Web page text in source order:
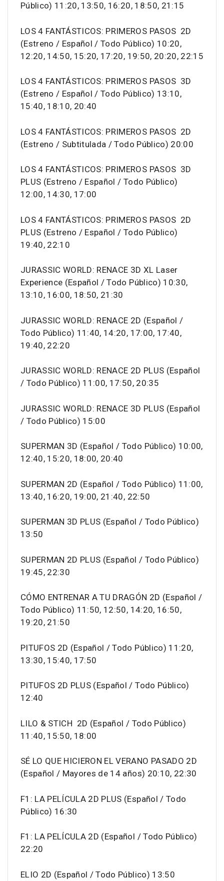
Público) 11:20, 13:50, 16:20, 18:50, 21:15
LOS 4 FANTÁSTICOS: PRIMEROS PASOS 2D
(Estreno / Español / Todo Público) 10:20,
12:20, 14:50, 15:20, 17:20, 19:50, 20:20, 22:15
LOS 4 FANTÁSTICOS: PRIMEROS PASOS 3D
(Estreno / Español / Todo Público) 13:10,
15:40, 18:10, 20:40
LOS 4 FANTÁSTICOS: PRIMEROS PASOS 2D
(Estreno / Subtitulada / Todo Público) 20:00
LOS 4 FANTÁSTICOS: PRIMEROS PASOS 3D
PLUS (Estreno / Español / Todo Público)
12:00, 14:30, 17:00
LOS 4 FANTÁSTICOS: PRIMEROS PASOS 2D
PLUS (Estreno / Español / Todo Público)
19:40, 22:10
JURASSIC WORLD: RENACE 3D XL Laser
Experience (Español / Todo Público) 10:30,
13:10, 16:00, 18:50, 21:30
JURASSIC WORLD: RENACE 2D (Español /
Todo Público) 11:40, 14:20, 17:00, 17:40,
19:40, 22:20
JURASSIC WORLD: RENACE 2D PLUS (Español
/ Todo Público) 11:00, 17:50, 20:35
JURASSIC WORLD: RENACE 3D PLUS (Español
/ Todo Público) 15:00
SUPERMAN 3D (Español / Todo Público) 10:00,
12:40, 15:20, 18:00, 20:40
SUPERMAN 2D (Español / Todo Público) 11:00,
13:40, 16:20, 19:00, 21:40, 22:50
SUPERMAN 3D PLUS (Español / Todo Público)
13:50
SUPERMAN 2D PLUS (Español / Todo Público)
19:45, 22:30
CÓMO ENTRENAR A TU DRAGÓN 2D (Español /
Todo Público) 11:50, 12:50, 14:20, 16:50,
19:20, 21:50
PITUFOS 2D (Español / Todo Público) 11:20,
13:30, 15:40, 17:50
PITUFOS 2D PLUS (Español / Todo Público)
12:40
LILO & STICH 2D (Español / Todo Público)
11:40, 15:50, 18:00
SÉ LO QUE HICIERON EL VERANO PASADO 2D
(Español / Mayores de 14 años) 20:10, 22:30
F1: LA PELÍCULA 2D PLUS (Español / Todo
Público) 16:30
F1: LA PELÍCULA 2D (Español / Todo Público)
22:20
ELIO 2D (Español / Todo Público) 13:50